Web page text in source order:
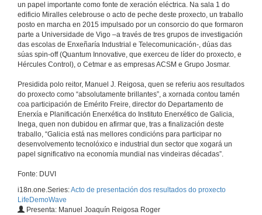
un papel importante como fonte de xeración eléctrica. Na sala 1 do
edificio Miralles celebrouse o acto de peche deste proxecto, un traballo
posto en marcha en 2015 impulsado por un consorcio do que formaron
parte a Universidade de Vigo –a través de tres grupos de investigación
das escolas de Enxeñaría Industrial e Telecomunicación-, dúas das
súas spin-off (Quantum Innovative, que exerceu de líder do proxecto, e
Hércules Control), o Cetmar e as empresas ACSM e Grupo Josmar.
Presidida polo reitor, Manuel J. Reigosa, quen se referiu aos resultados
do proxecto como “absolutamente brillantes”, a xornada contou tamén
coa participación de Emérito Freire, director do Departamento de
Enerxía e Planificación Enerxética do Instituto Enerxético de Galicia,
Inega, quen non dubidou en afirmar que, tras a finalización deste
traballo, “Galicia está nas mellores condicións para participar no
desenvolvemento tecnolóxico e industrial dun sector que xogará un
papel significativo na economía mundial nas vindeiras décadas”.
Fonte: DUVI
i18n.one.Series:Acto de presentación dos resultados do proxecto
LifeDemoWave
Presenta: Manuel Joaquín Reigosa Roger